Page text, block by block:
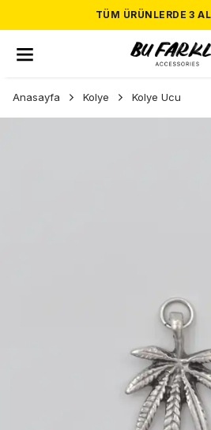
TÜM ÜRÜNLERDE 3
Anasayfa Kolye Kolye Ucu